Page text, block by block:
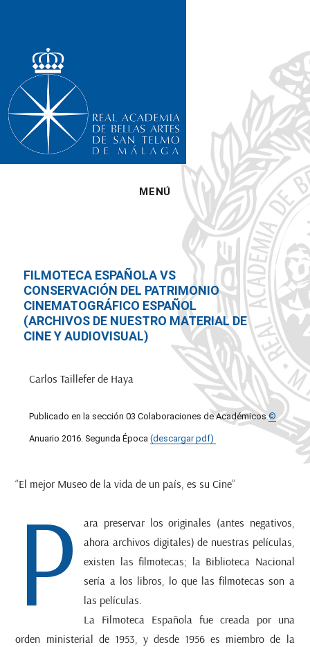
MENÚ
FILMOTECA ESPAÑOLA VS
CONSERVACIÓN DEL PATRIMONIO
CINEMATOGRÁFICO ESPAÑOL
(ARCHIVOS DE NUESTRO MATERIAL DE
CINE Y AUDIOVISUAL)
Carlos Taillefer de Haya
Publicado en la sección 03 Colaboraciones de Académicos©
Anuario 2016. Segunda Época(descargar pdf)
“El mejor Museo de la vida de un país, es su Cine”
P
ara preservar los originales (antes negativos,
ahora archivos digitales) de nuestras películas,
existen las filmotecas; la Biblioteca Nacional
sería a los libros, lo que las filmotecas son a
las películas.
La Filmoteca Española fue creada por una
orden ministerial de 1953, y desde 1956 es miembro de la